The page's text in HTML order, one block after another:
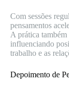
Com sessões
pensamentos
A prática
influenciando
trabalho e as
Depoimento de